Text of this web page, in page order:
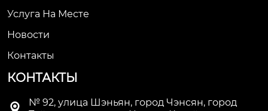
Услуга На Месте
Новости
Контакты
КОНТАКТЫ
№ 92, улица Шэньян, город Чэнсян, город